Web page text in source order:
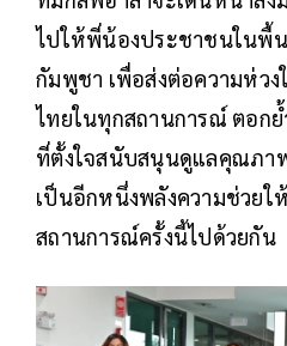
ไปให้พี่น้องประชาชนในพื้
กัมพูชา เพื่อส่งต่อความห่วง
ไทยในทุกสถานการณ์ ตอกย้
ที่ตั้งใจสนับสนุนดูแลคุณภา
เป็นอีกหนึ่งพลังความช่วยใ
สถานการณ์ครั้งนี้ไปด้วยกัน